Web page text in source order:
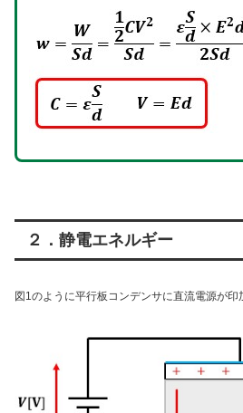
２．静電エネルギー
図1のように平行板コンデンサに直流電源が印